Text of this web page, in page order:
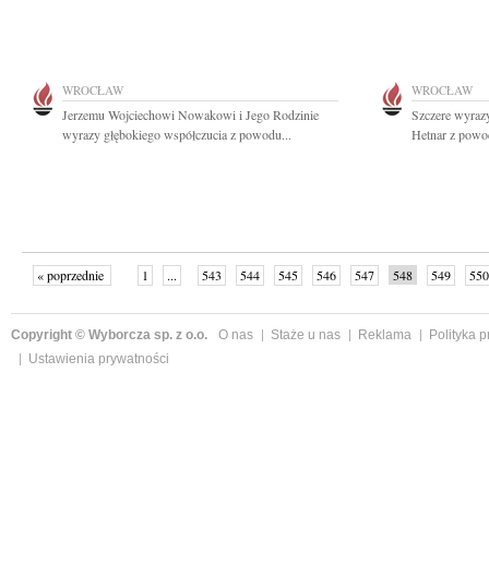
WROCŁAW
Jerzemu Wojciechowi Nowakowi i Jego Rodzinie
wyrazy głębokiego współczucia z powodu...
WROCŁAW
Szczere
Hetnar z
« poprzednie 1 ... 543 544 545 546 547 548 549
550
Copyright © Wyborcza sp. z o.o. O nas Staże u nas Reklama
Polityka
Ustawienia prywatności